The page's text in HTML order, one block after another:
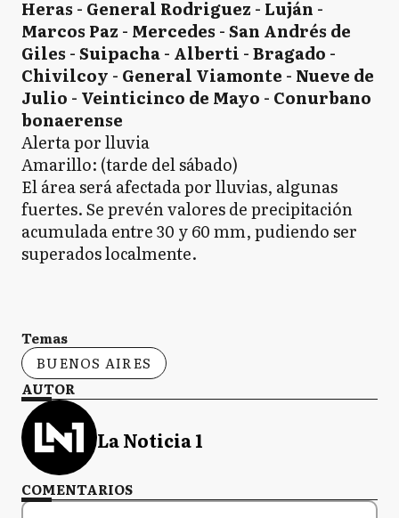
Heras - General Rodriguez - Luján -
Marcos Paz - Mercedes - San Andrés de
Giles - Suipacha - Alberti - Bragado -
Chivilcoy - General Viamonte - Nueve de
Julio - Veinticinco de Mayo - Conurbano
bonaerense
Alerta por lluvia
Amarillo: (tarde del sábado)
El área será afectada por lluvias, algunas
fuertes. Se prevén valores de precipitación
acumulada entre 30 y 60 mm, pudiendo ser
superados localmente.
Temas
BUENOS AIRES
AUTOR
La Noticia 1
COMENTARIOS